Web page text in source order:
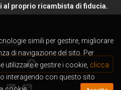
al proprio ricambista di fiducia.
Group
simili per gestire, migliorare
di navigazione del sito. Per
e gestire i cookie, clicca
interagendo con questo sito